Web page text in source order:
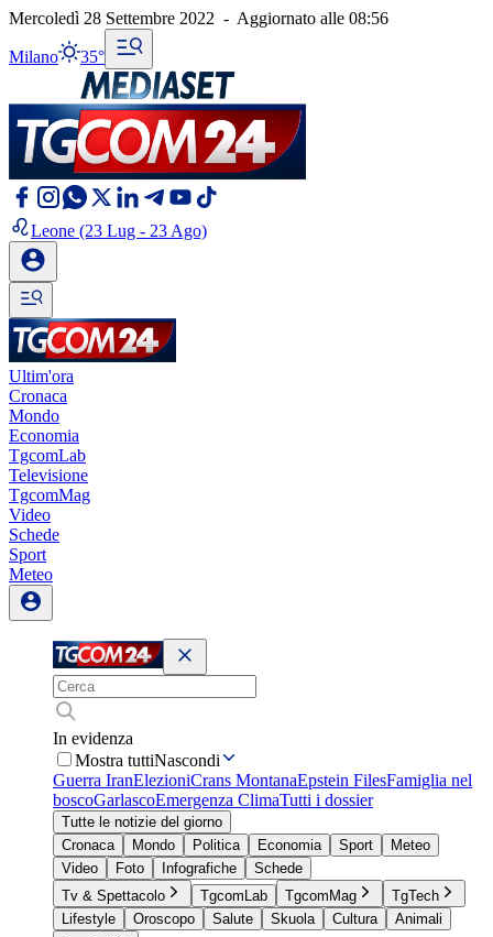
Mercoledì 28 Settembre 2022 - Aggiornato alle 08:56
Milano 35°
Leone (23 Lug - 23 Ago)
Ultim'ora
Cronaca
Mondo
Economia
TgcomLab
Televisione
TgcomMag
Video
Schede
Sport
Meteo
In evidenza
Mostra tuttiNascondi
Guerra IranElezioniCrans MontanaEpstein FilesFamiglia nel
boscoGarlascoEmergenza ClimaTutti i dossier
Tutte le notizie del giorno
Cronaca
Mondo Politica Economia Sport
Meteo
Video
Foto Infografiche
Schede
Tv & Spettacolo
TgcomLab TgcomMag
TgTech
Lifestyle
Oroscopo Salute Skuola Cultura
Animali